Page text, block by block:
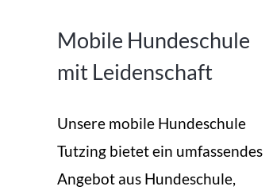
Mobile Hundeschule
mit Leidenschaft
Unsere mobile Hundeschule
Tutzing bietet ein umfassendes
Angebot aus Hundeschule,